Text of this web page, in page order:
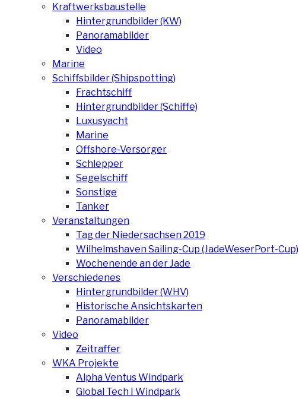
Kraftwerksbaustelle
Hintergrundbilder (KW)
Panoramabilder
Video
Marine
Schiffsbilder (Shipspotting)
Frachtschiff
Hintergrundbilder (Schiffe)
Luxusyacht
Marine
Offshore-Versorger
Schlepper
Segelschiff
Sonstige
Tanker
Veranstaltungen
Tag der Niedersachsen 2019
Wilhelmshaven Sailing-Cup (JadeWeserPort-Cup)
Wochenende an der Jade
Verschiedenes
Hintergrundbilder (WHV)
Historische Ansichtskarten
Panoramabilder
Video
Zeitraffer
WKA Projekte
Alpha Ventus Windpark
Global Tech I Windpark